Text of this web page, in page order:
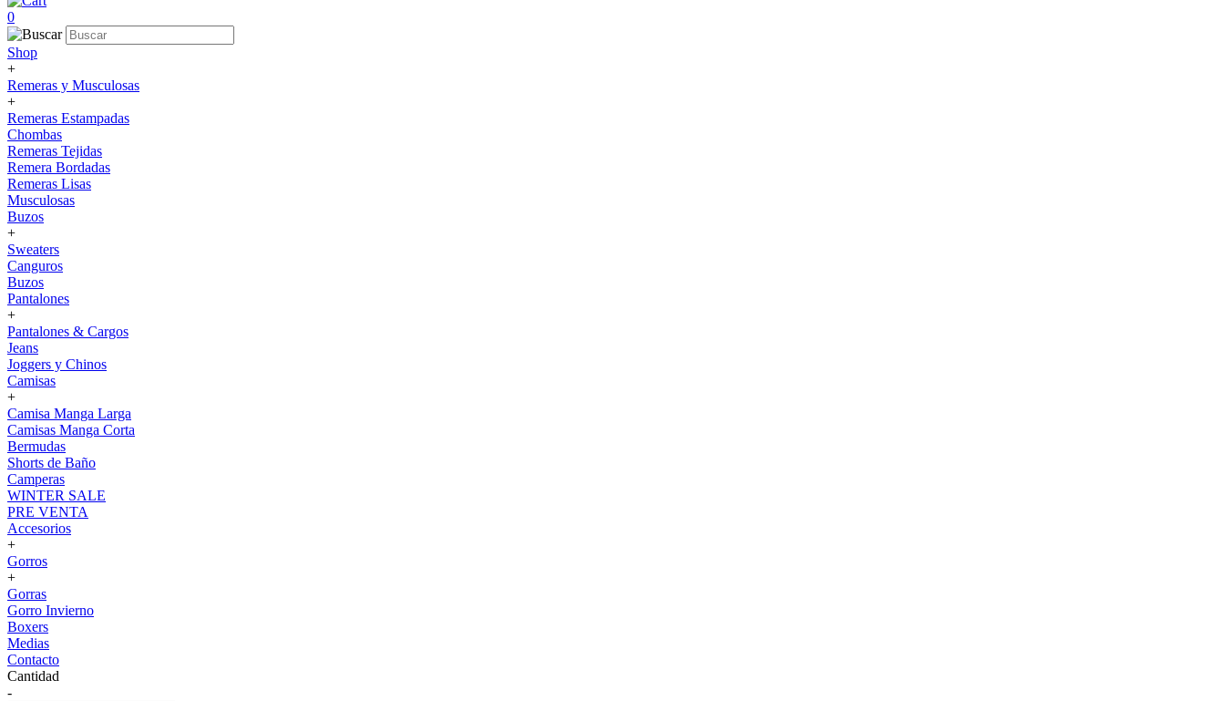
0
Shop
+
Remeras y Musculosas
+
Remeras Estampadas
Chombas
Remeras Tejidas
Remera Bordadas
Remeras Lisas
Musculosas
Buzos
+
Sweaters
Canguros
Buzos
Pantalones
+
Pantalones & Cargos
Jeans
Joggers y Chinos
Camisas
+
Camisa Manga Larga
Camisas Manga Corta
Bermudas
Shorts de Baño
Camperas
WINTER SALE
PRE VENTA
Accesorios
+
Gorros
+
Gorras
Gorro Invierno
Boxers
Medias
Contacto
Cantidad
-